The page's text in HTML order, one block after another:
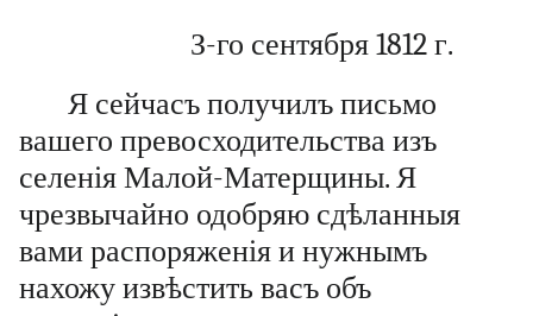
З-го сентября 1812 г.
Я сейчасъ получилъ письмо
вашего превосходительства изъ
селенія Малой-Матерщины. Я
чрезвычайно одобряю сдѣланныя
вами распоряженія и нужнымъ
нахожу извѣстить васъ объ